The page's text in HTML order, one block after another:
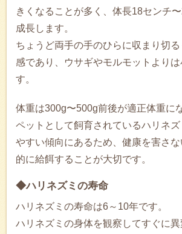
きくなることが多く、体長18センチ
成長します。
ちょうど両手の手のひらに収まり切
感であり、ウサギやモルモットよりは
す。
体重は300g〜500g前後が適正体重に
ペットとして飼育されているハリネズ
やすい傾向にあるため、健康を害さ
的に給餌することが大切です。
◆ハリネズミの寿命
ハリネズミの寿命は6～10年です。
ハリネズミの身体を観察してすぐに